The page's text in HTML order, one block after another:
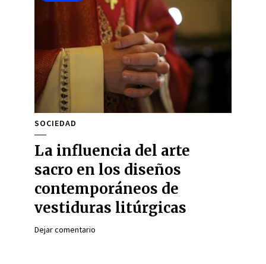
SOCIEDAD
La influencia del arte
sacro en los diseños
contemporáneos de
vestiduras litúrgicas
Dejar comentario